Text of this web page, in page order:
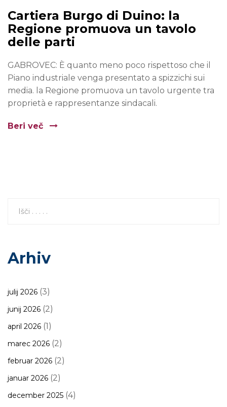
Cartiera Burgo di Duino: la
Regione promuova un tavolo
delle parti
GABROVEC: È quanto meno poco rispettoso che il
Piano industriale venga presentato a spizzichi sui
media. la Regione promuova un tavolo urgente tra
proprietà e rappresentanze sindacali.
Beri več
Arhiv
julij 2026 (3)
junij 2026 (2)
april 2026 (1)
marec 2026 (2)
februar 2026 (2)
januar 2026 (2)
december 2025 (4)